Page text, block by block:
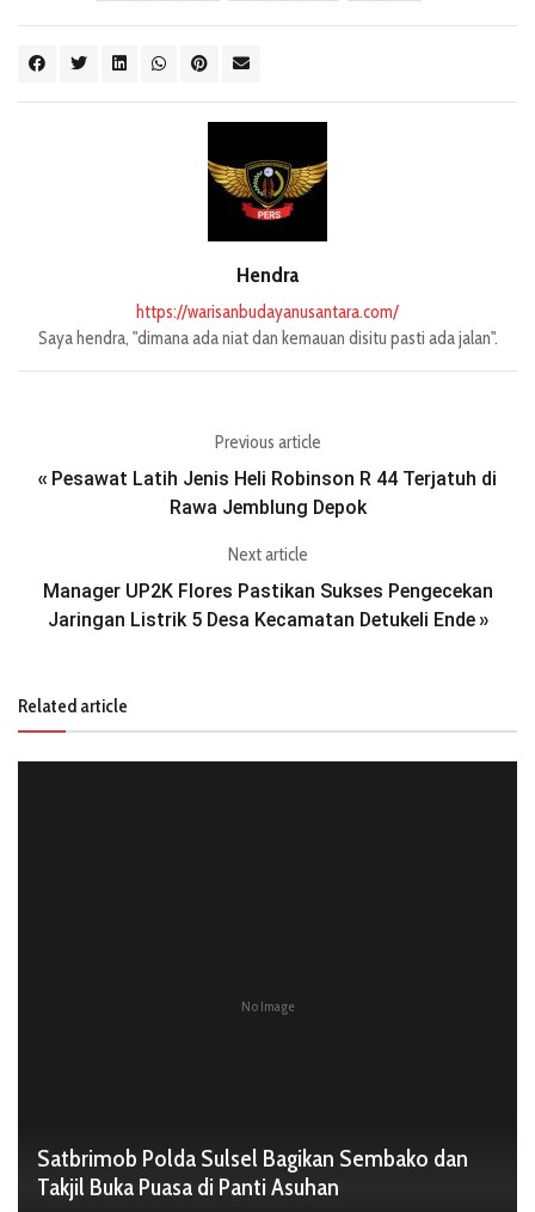
Hendra
https://warisanbudayanusantara.com/
Saya hendra, "dimana ada niat dan kemauan disitu pasti ada jalan".
Previous article
« Pesawat Latih Jenis Heli Robinson R 44 Terjatuh di
Rawa Jemblung Depok
Next article
Manager UP2K Flores Pastikan Sukses Pengecekan
Jaringan Listrik 5 Desa Kecamatan Detukeli Ende»
Related article
No Image
Satbrimob Polda Sulsel Bagikan Sembako dan
Takjil Buka Puasa di Panti Asuhan